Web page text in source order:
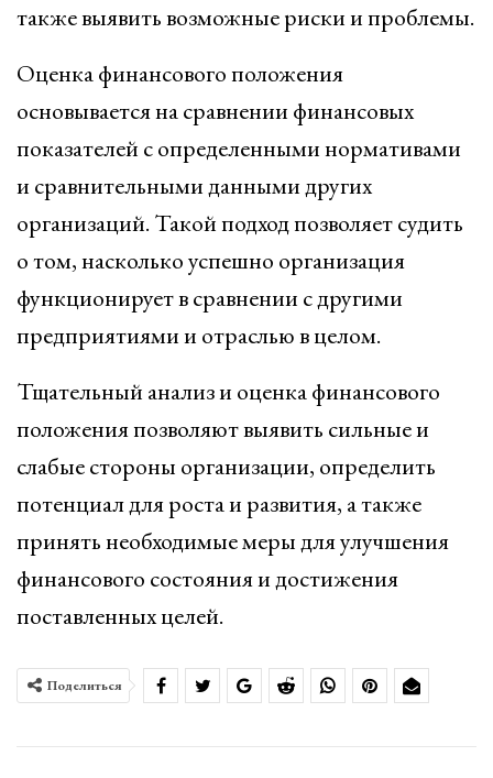
также выявить возможные риски и проблемы.
Оценка финансового положения
основывается на сравнении финансовых
показателей с определенными нормативами
и сравнительными данными других
организаций. Такой подход позволяет судить
о том, насколько успешно организация
функционирует в сравнении с другими
предприятиями и отраслью в целом.
Тщательный анализ и оценка финансового
положения позволяют выявить сильные и
слабые стороны организации, определить
потенциал для роста и развития, а также
принять необходимые меры для улучшения
финансового состояния и достижения
поставленных целей.
Поделиться